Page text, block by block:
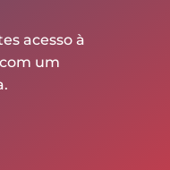
acesso à
um